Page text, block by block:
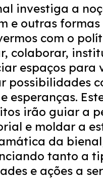
investiga a
e outras formas
com o
colaborar,
espaços para
possibilidades
esperanças.
irão guiar a
e moldar a
da
tanto a
e ações a